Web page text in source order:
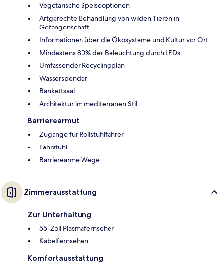
Vegetarische Speiseoptionen
Artgerechte Behandlung von wilden Tieren in
Gefangenschaft
Informationen über die Ökosysteme und Kultur vor Ort
Mindestens 80% der Beleuchtung durch LEDs
Umfassender Recyclingplan
Wasserspender
Bankettsaal
Architektur im mediterranen Stil
Barrierearmut
Zugänge für Rollstuhlfahrer
Fahrstuhl
Barrierearme Wege
Zimmerausstattung
Zur Unterhaltung
55-Zoll Plasmafernseher
Kabelfernsehen
Komfortausstattung